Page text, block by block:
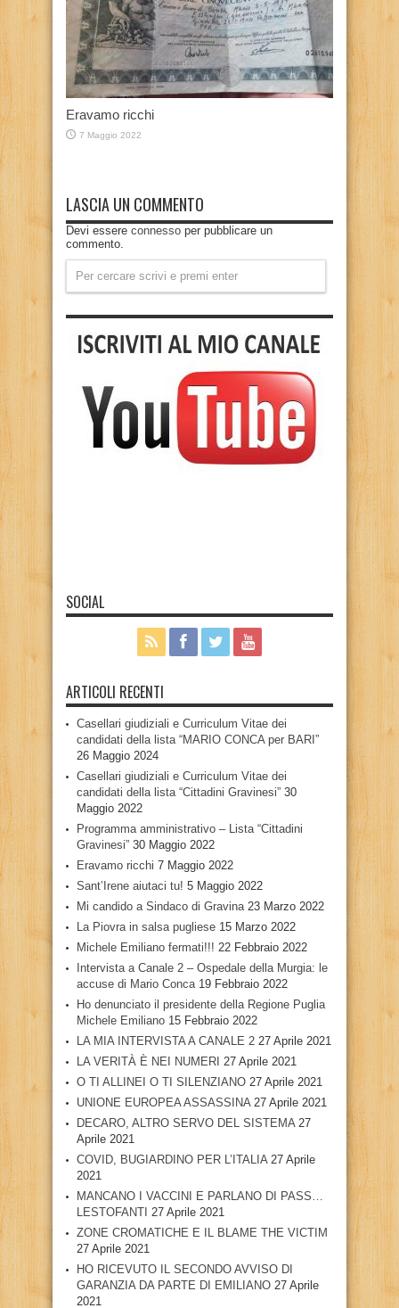
Eravamo ricchi
7 Maggio 2022
LASCIA UN COMMENTO
Devi essere connesso per pubblicare un
commento.
SOCIAL
ARTICOLI RECENTI
Casellari giudiziali e Curriculum Vitae dei
candidati della lista “MARIO CONCA per BARI”
26 Maggio 2024
Casellari giudiziali e Curriculum Vitae dei
candidati della lista “Cittadini Gravinesi” 30
Maggio 2022
Programma amministrativo – Lista “Cittadini
Gravinesi” 30 Maggio 2022
Eravamo ricchi 7 Maggio 2022
Sant’Irene aiutaci tu! 5 Maggio 2022
Mi candido a Sindaco di Gravina 23 Marzo 2022
La Piovra in salsa pugliese 15 Marzo 2022
Michele Emiliano fermati!!! 22 Febbraio 2022
Intervista a Canale 2 – Ospedale della Murgia: le
accuse di Mario Conca 19 Febbraio 2022
Ho denunciato il presidente della Regione Puglia
Michele Emiliano 15 Febbraio 2022
LA MIA INTERVISTA A CANALE 2 27 Aprile 2021
LA VERITÀ È NEI NUMERI 27 Aprile 2021
O TI ALLINEI O TI SILENZIANO 27 Aprile 2021
UNIONE EUROPEA ASSASSINA 27 Aprile 2021
DECARO, ALTRO SERVO DEL SISTEMA 27
Aprile 2021
COVID, BUGIARDINO PER L’ITALIA 27 Aprile
2021
MANCANO I VACCINI E PARLANO DI PASS…
LESTOFANTI 27 Aprile 2021
ZONE CROMATICHE E IL BLAME THE VICTIM
27 Aprile 2021
HO RICEVUTO IL SECONDO AVVISO DI
GARANZIA DA PARTE DI EMILIANO 27 Aprile
2021